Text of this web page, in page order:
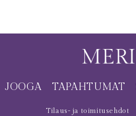
JOOGA TAPAHTUMAT
Tilaus- ja toimitusehdot